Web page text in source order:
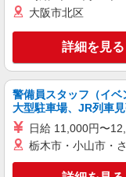
キープ
株式会社テクノ・サー
成
キープ
大阪市北区
詳細を見る
警備員スタッフ（イベ
大型駐車場、JR列車見
日給 11,000円〜
栃木市・小山市・